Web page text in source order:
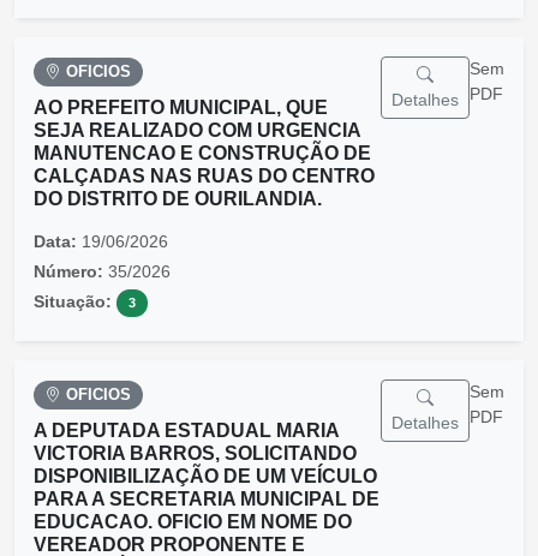
OFICIOS
AO PREFEITO MUNICIPAL, QUE
SEJA REALIZADO COM URGENCIA
MANUTENCAO E CONSTRUÇÃO DE
CALÇADAS NAS RUAS DO CENTRO
DO DISTRITO DE OURILANDIA.
Detalhes
Sem
PDF
Data: 19/06/2026
Número: 35/2026
Situação:
3
OFICIOS
A DEPUTADA ESTADUAL MARIA
VICTORIA BARROS, SOLICITANDO
DISPONIBILIZAÇÃO DE UM VEÍCULO
PARA A SECRETARIA MUNICIPAL DE
EDUCACAO. OFICIO EM NOME DO
VEREADOR PROPONENTE E
Detalhes
Sem
PDF